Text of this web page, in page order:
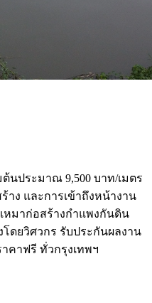
นประมาณ 9,500 บาท/เมตร
ง และการเข้าถึงหน้างาน
หมาก่อสร้างกำแพงกันดิน
ดยวิศวกร รับประกันผลงาน
คาฟรี ทั่วกรุงเทพฯ